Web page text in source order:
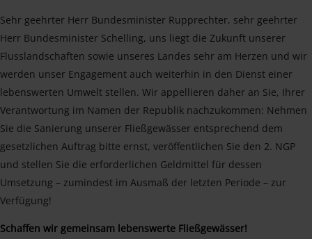
Sehr geehrter Herr Bundesminister Rupprechter, sehr geehrter
Herr Bundesminister Schelling, uns liegt die Zukunft unserer
Flusslandschaften sowie unseres Landes sehr am Herzen und wir
werden unser Engagement auch weiterhin in den Dienst einer
lebenswerten Umwelt stellen. Wir appellieren daher an Sie, Ihrer
Verantwortung im Namen der Republik nachzukommen: Nehmen
Sie die Sanierung unserer Fließgewässer entsprechend dem
gesetzlichen Auftrag bitte ernst, veröffentlichen Sie den 2. NGP
und stellen Sie die erforderlichen Geldmittel für dessen
Umsetzung – zumindest im Ausmaß der letzten Periode – zur
Verfügung!
Schaffen wir gemeinsam lebenswerte Fließgewässer!